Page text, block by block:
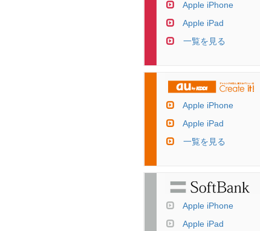
Apple iPhone
Apple iPad
一覧を見る
Apple iPhone
Apple iPad
一覧を見る
Apple iPhone
Apple iPad